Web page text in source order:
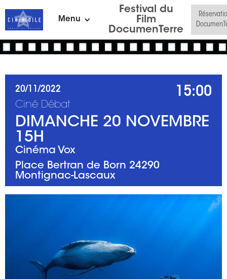
Menu
Festival du
Film
DocumenTerre
20/11/2022 15:00
Ciné Débat
DIMANCHE 20 NOVEMBRE
15H
Cinéma Vox
Place Bertran de Born 24290
Montignac-Lascaux